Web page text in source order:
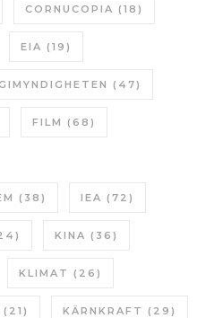
CORNUCOPIA (18)
EIA (19)
(47)
FILM (68)
(38) IEA (72)
KINA (36)
KLIMAT (26)
(21) KÄRNKRAFT (29)